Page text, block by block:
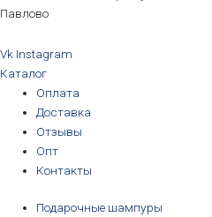
Павлово
Vk Instagram
Каталог
Оплата
Доставка
Отзывы
Опт
Контакты
Подарочные шампуры